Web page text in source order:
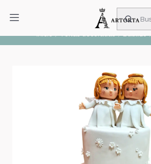
PIDA CON MUCHA ANTICIPACIÓN
Inicio Tortas decoradas Bautizo